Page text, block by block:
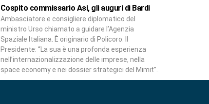
Cospito commissario Asi, gli auguri di Bardi
Ambasciatore e consigliere diplomatico del
ministro Urso chiamato a guidare l’Agenzia
Spaziale Italiana. È originario di Policoro. Il
Presidente: “La sua è una profonda esperienza
nell’internazionalizzazione delle imprese, nella
space economy e nei dossier strategici del Mimit”.